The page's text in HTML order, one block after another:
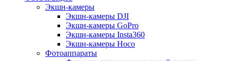
Экшн-камеры
Экшн-камеры DJI
Экшн-камеры GoPro
Экшн-камеры Insta360
Экшн-камеры Hoco
Фотоаппараты